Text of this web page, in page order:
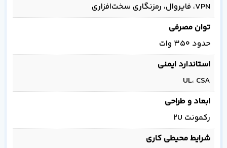
VPN، فایروال، رمزنگاری سخت‌افزاری
توان مصرفی
حدود ۳۵۰ وات
استاندارد ایمنی
UL، CSA
ابعاد و طراحی
رکمونت 2U
شرایط محیطی کاری